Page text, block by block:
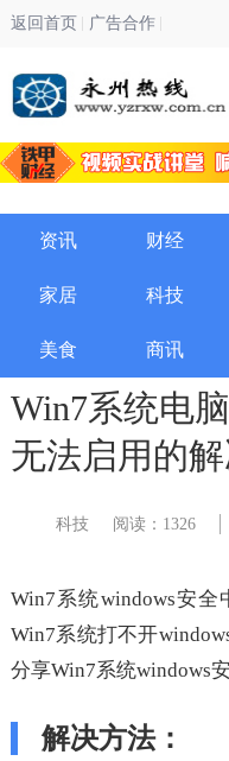
返回首页 广告合作
资讯 财经
家居 科技
美食 商讯
Win7系统电
无法启用的
科技 阅读：1326
Win7系统windows安
Win7系统打不开
分享Win7系统windows
解决方法：